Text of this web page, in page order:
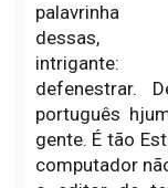
palavrinha
dessas,
intrigante:
defenestrar.
português
gente. É tão
computador